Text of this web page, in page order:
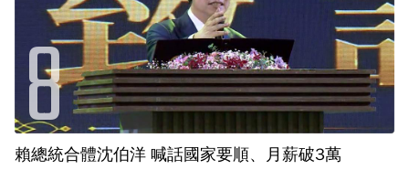
賴總統合體沈伯洋 喊話國家要順、月薪破3萬